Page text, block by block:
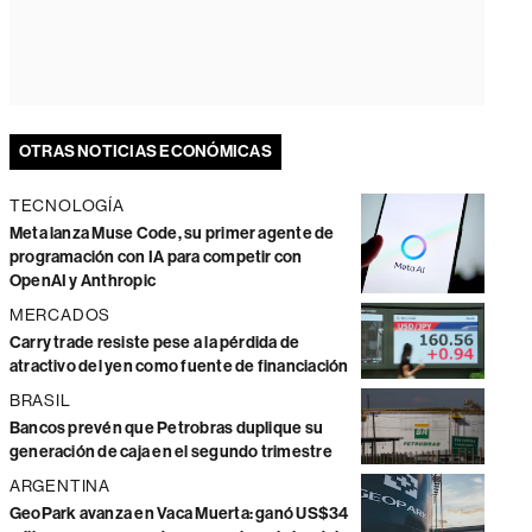
OTRAS NOTICIAS ECONÓMICAS
TECNOLOGÍA
Meta lanza Muse Code, su primer agente de
programación con IA para competir con
OpenAI y Anthropic
MERCADOS
Carry trade resiste pese a la pérdida de
atractivo del yen como fuente de financiación
BRASIL
Bancos prevén que Petrobras duplique su
generación de caja en el segundo trimestre
ARGENTINA
GeoPark avanza en Vaca Muerta: ganó US$34